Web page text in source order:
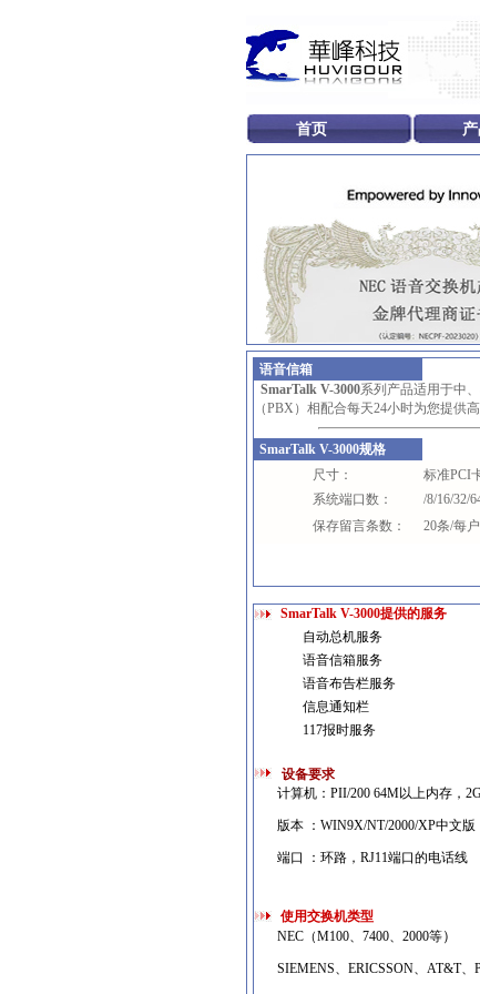
首页
语音信箱
SmarTalk V-3000系列产品适用于中
（PBX）相配合每天24小时为您提供
SmarTalk V-3000规格
尺寸：
标准PCI
系统端口数：
/8/16/32/
保存留言条数：
20条/每户
SmarTalk V-3000提供的服务
自动总机服务
语音信箱服务
语音布告栏服务
信息通知栏
117报时服务
设备要求
计算机：PII/200 64M以上内存，
版本 ：WIN9X/NT/2000/XP中文版
端口 ：环路，RJ11端口的电话线
使用交换机类型
NEC（M100、7400、2000等）
SIEMENS、ERICSSON、AT&T、